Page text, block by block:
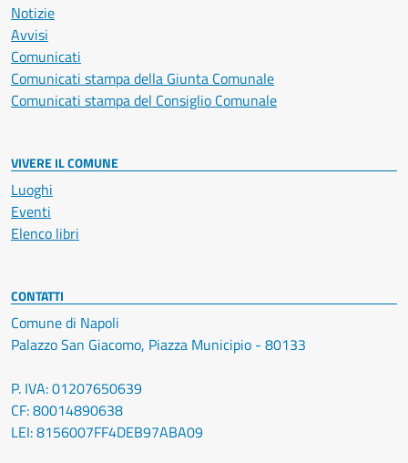
Notizie
Avvisi
Comunicati
Comunicati stampa della Giunta Comunale
Comunicati stampa del Consiglio Comunale
VIVERE IL COMUNE
Luoghi
Eventi
Elenco libri
CONTATTI
Comune di Napoli
Palazzo San Giacomo, Piazza Municipio - 80133
P. IVA: 01207650639
CF: 80014890638
LEI: 8156007FF4DEB97ABA09